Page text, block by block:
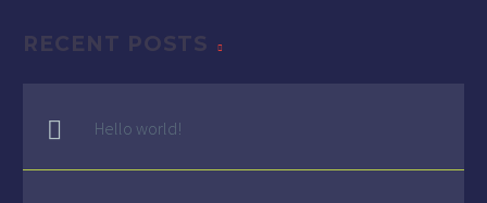
RECENT POSTS
Hello world!